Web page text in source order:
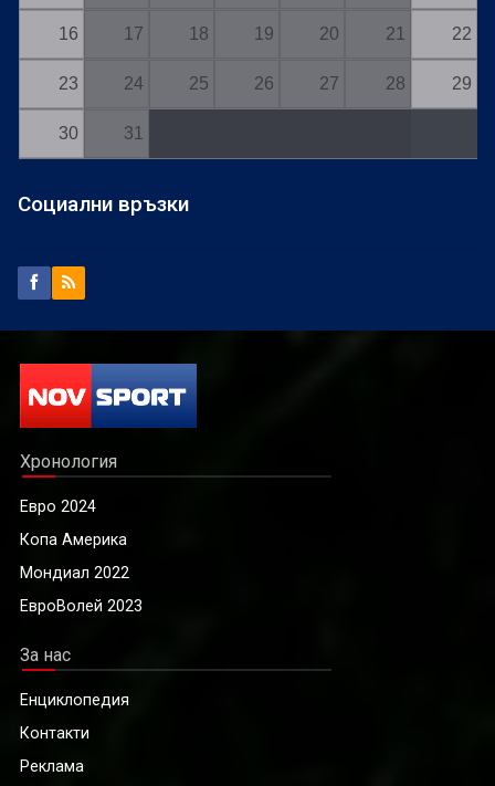
16 17 18 19 20 21 22
23 24 25 26 27 28 29
30 31
Социални връзки
Хронология
Евро 2024
Копа Америка
Мондиал 2022
ЕвроВолей 2023
За нас
Енциклопедия
Контакти
Реклама